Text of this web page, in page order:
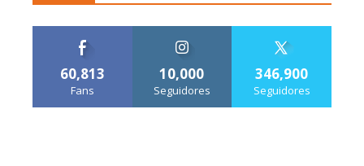
60,813
Fans
10,000
Seguidores
346,900
Seguidores